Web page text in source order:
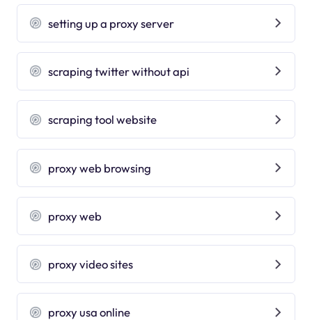
setting up a proxy server
scraping twitter without api
scraping tool website
proxy web browsing
proxy web
proxy video sites
proxy usa online